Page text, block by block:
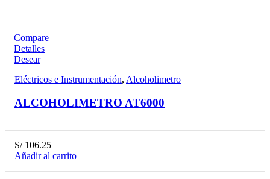
Compare
Detalles
Desear
Eléctricos e Instrumentación, Alcoholimetro
ALCOHOLIMETRO AT6000
S/106.25
Añadir al carrito